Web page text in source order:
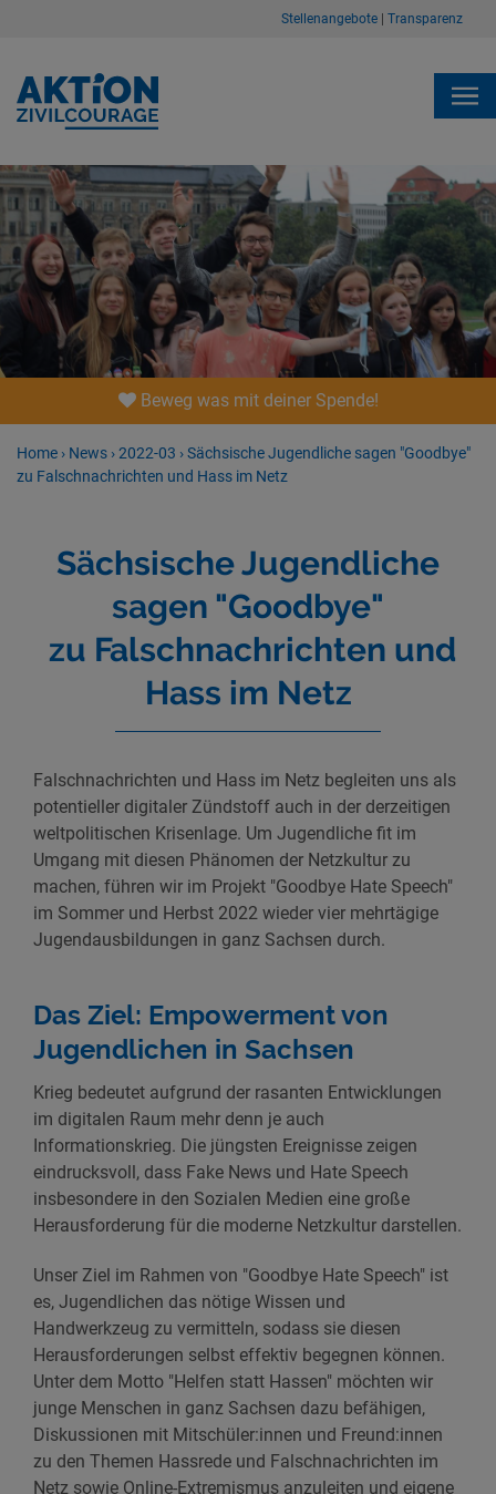
Stellenangebote Transparenz
Beweg was mit deiner Spende!
Home › News ›2022-03 ›Sächsische Jugendliche sagen "Goodbye"
zu Falschnachrichten und Hass im Netz
Sächsische Jugendliche
sagen "Goodbye"
zu Falschnachrichten und
Hass im Netz
Falschnachrichten und Hass im Netz begleiten uns als
potentieller digitaler Zündstoff auch in der derzeitigen
weltpolitischen Krisenlage. Um Jugendliche fit im
Umgang mit diesen Phänomen der Netzkultur zu
machen, führen wir im Projekt "Goodbye Hate Speech"
im Sommer und Herbst 2022 wieder vier mehrtägige
Jugendausbildungen in ganz Sachsen durch.
Das Ziel: Empowerment von
Jugendlichen in Sachsen
Krieg bedeutet aufgrund der rasanten Entwicklungen
im digitalen Raum mehr denn je auch
Informationskrieg. Die jüngsten Ereignisse zeigen
eindrucksvoll, dass Fake News und Hate Speech
insbesondere in den Sozialen Medien eine große
Herausforderung für die moderne Netzkultur darstellen.
Unser Ziel im Rahmen von "Goodbye Hate Speech" ist
es, Jugendlichen das nötige Wissen und
Handwerkzeug zu vermitteln, sodass sie diesen
Herausforderungen selbst effektiv begegnen können.
Unter dem Motto "Helfen statt Hassen" möchten wir
junge Menschen in ganz Sachsen dazu befähigen,
Diskussionen mit Mitschüler:innen und Freund:innen
zu den Themen Hassrede und Falschnachrichten im
Netz sowie Online-Extremismus anzuleiten und eigene